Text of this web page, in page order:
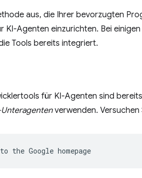
aus, die Ihrer bevorzugten
KI-Agenten einzurichten. Bei
Tools bereits integriert.
für KI-Agenten sind
verwenden. Versuchen
to the Google